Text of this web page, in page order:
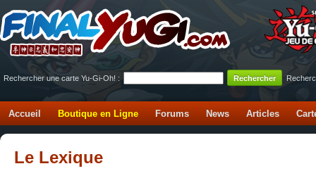
Rechercher une carte Yu-Gi-Oh! :
Accueil Boutique en Ligne Forums News Articles
Le Lexique